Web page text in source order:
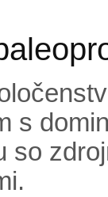
s
so